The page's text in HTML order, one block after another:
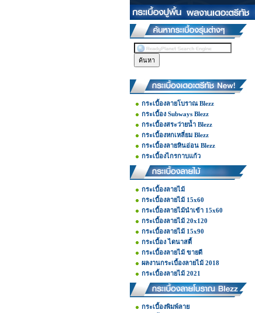
กระเบื้องลายโบราณ Blezz
กระเบื้อง Subways Blezz
กระเบื้องสระว่ายน้ำ Blezz
กระเบื้องหกเหลี่ยม Blezz
กระเบื้องลายหินอ่อน Blezz
กระเบื้องไกรกาบแก้ว
กระเบื้องลายไม้
กระเบื้องลายไม้ 15x60
กระเบื้องลายไม้นำเข้า 15x60
กระเบื้องลายไม้ 20x120
กระเบื้องลายไม้ 15x90
กระเบื้อง ไดนาสตี้
กระเบื้องลายไม้ ขายดี
ผลงานกระเบื้องลายไม้ 2018
กระเบื้องลายไม้ 2021
กระเบื้องพิมพ์ลาย